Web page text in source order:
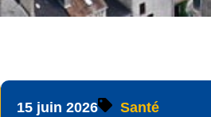
15 juin 2026 Santé